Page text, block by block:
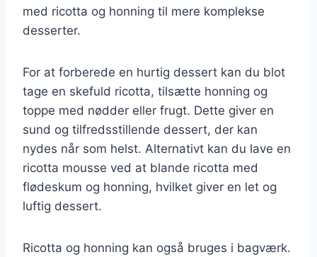
med ricotta og honning til mere komplekse
desserter.
For at forberede en hurtig dessert kan du blot
tage en skefuld ricotta, tilsætte honning og
toppe med nødder eller frugt. Dette giver en
sund og tilfredsstillende dessert, der kan
nydes når som helst. Alternativt kan du lave en
ricotta mousse ved at blande ricotta med
flødeskum og honning, hvilket giver en let og
luftig dessert.
Ricotta og honning kan også bruges i bagværk.